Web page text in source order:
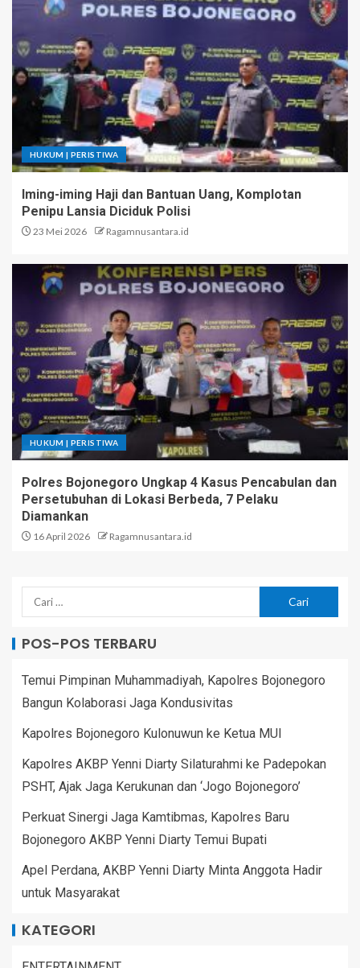
HUKUM | PERISTIWA
Iming-iming Haji dan Bantuan Uang, Komplotan
Penipu Lansia Diciduk Polisi
23 Mei 2026 Ragamnusantara.id
HUKUM | PERISTIWA
Polres Bojonegoro Ungkap 4 Kasus Pencabulan dan
Persetubuhan di Lokasi Berbeda, 7 Pelaku
Diamankan
16 April 2026 Ragamnusantara.id
POS-POS TERBARU
Temui Pimpinan Muhammadiyah, Kapolres Bojonegoro
Bangun Kolaborasi Jaga Kondusivitas
Kapolres Bojonegoro Kulonuwun ke Ketua MUI
Kapolres AKBP Yenni Diarty Silaturahmi ke Padepokan
PSHT, Ajak Jaga Kerukunan dan ‘Jogo Bojonegoro’
Perkuat Sinergi Jaga Kamtibmas, Kapolres Baru
Bojonegoro AKBP Yenni Diarty Temui Bupati
Apel Perdana, AKBP Yenni Diarty Minta Anggota Hadir
untuk Masyarakat
KATEGORI